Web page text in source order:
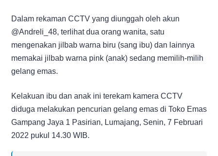
Dalam rekaman CCTV yang diunggah oleh akun
@Andreli_48, terlihat dua orang wanita, satu
mengenakan jilbab warna biru (sang ibu) dan lainnya
memakai jilbab warna pink (anak) sedang memilih-milih
gelang emas.
Kelakuan ibu dan anak ini terekam kamera CCTV
diduga melakukan pencurian gelang emas di Toko Emas
Gampang Jaya 1 Pasirian, Lumajang, Senin, 7 Februari
2022 pukul 14.30 WIB.